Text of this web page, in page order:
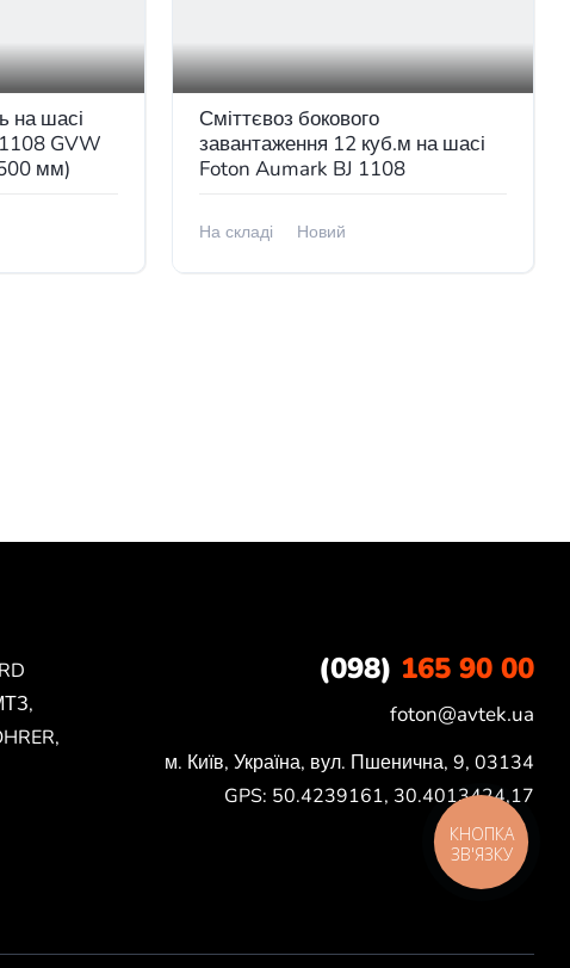
на шасі
GVW
мм)
Сміттєвоз бокового
завантаження 12 куб.м на шасі
Foton Aumark BJ 1108
На складі
Новий
(098) 165 90 00
foton@avtek.ua
м. Київ, Україна, вул. Пшенична, 9, 03134
GPS: 50.4239161, 30.4013424,17
КНОПКА
ЗВ'ЯЗКУ